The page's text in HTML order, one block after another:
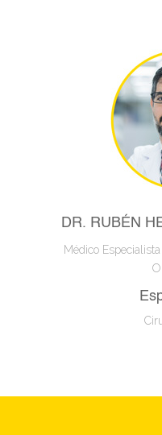
DR. RUBÉN
Médico